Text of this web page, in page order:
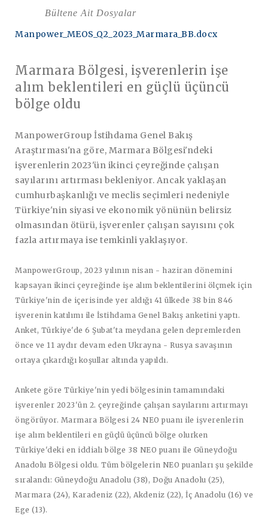
Bültene Ait Dosyalar
Manpower_MEOS_Q2_2023_Marmara_BB.docx
Marmara Bölgesi, işverenlerin işe
alım beklentileri en güçlü üçüncü
bölge oldu
ManpowerGroup İstihdama Genel Bakış
Araştırması'na göre, Marmara Bölgesi'ndeki
işverenlerin 2023'ün ikinci çeyreğinde çalışan
sayılarını artırması bekleniyor. Ancak yaklaşan
cumhurbaşkanlığı ve meclis seçimleri nedeniyle
Türkiye'nin siyasi ve ekonomik yönünün belirsiz
olmasından ötürü, işverenler çalışan sayısını çok
fazla artırmaya ise temkinli yaklaşıyor.
ManpowerGroup, 2023 yılının nisan - haziran dönemini
kapsayan ikinci çeyreğinde işe alım beklentilerini ölçmek için
Türkiye'nin de içerisinde yer aldığı 41 ülkede 38 bin 846
işverenin katılımı ile İstihdama Genel Bakış anketini yaptı.
Anket, Türkiye'de 6 Şubat'ta meydana gelen depremlerden
önce ve 11 aydır devam eden Ukrayna - Rusya savaşının
ortaya çıkardığı koşullar altında yapıldı.
Ankete göre Türkiye'nin yedi bölgesinin tamamındaki
işverenler 2023'ün 2. çeyreğinde çalışan sayılarını artırmayı
öngörüyor. Marmara Bölgesi 24 NEO puanı ile işverenlerin
işe alım beklentileri en güçlü üçüncü bölge olurken
Türkiye'deki en iddialı bölge 38 NEO puanı ile Güneydoğu
Anadolu Bölgesi oldu. Tüm bölgelerin NEO puanları şu şekilde
sıralandı: Güneydoğu Anadolu (38), Doğu Anadolu (25),
Marmara (24), Karadeniz (22), Akdeniz (22), İç Anadolu (16) ve
Ege (13).